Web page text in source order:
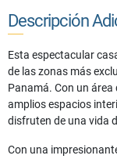
Descripción
Esta espectacular
de las zonas más
Panamá. Con un
amplios espacios
disfruten de una vida
Con una